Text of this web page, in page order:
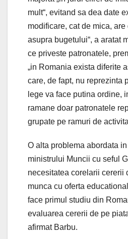
mult“, evitand sa dea date
modificare, cat de mica,
asupra bugetului“, a aratat
ce priveste patronatele,
„in Romania exista diferite
care, de fapt, nu reprezinta
lege va face putina ordine,
ramane doar patronatele
grupate pe ramuri de
O alta problema abordata
ministrului Muncii cu seful
necesitatea corelarii cererii
munca cu oferta
face primul studiu din
evaluarea cererii de pe
afirmat Barbu.